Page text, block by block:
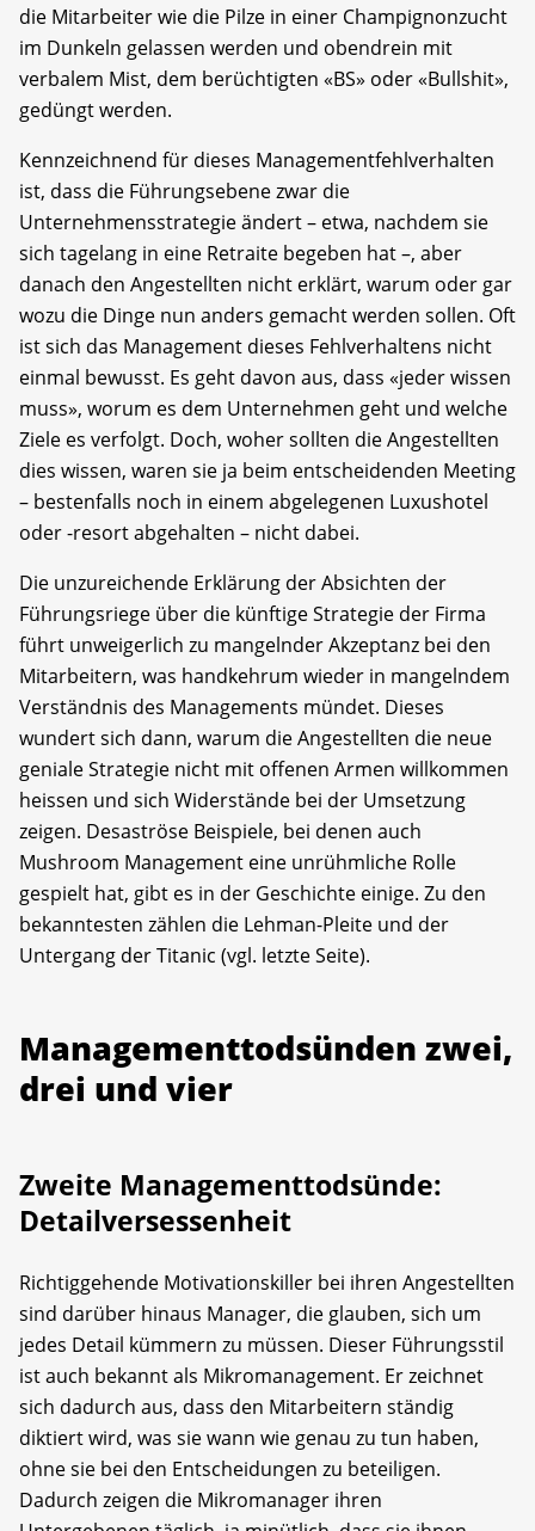
die Mitarbeiter wie die Pilze in einer Champignonzucht
im Dunkeln gelassen werden und obendrein mit
verbalem Mist, dem berüchtigten «BS» oder «Bullshit»,
gedüngt werden.
Kennzeichnend für dieses Managementfehlverhalten
ist, dass die Führungsebene zwar die
Unternehmensstrategie ändert – etwa, nachdem sie
sich tagelang in eine Retraite begeben hat –, aber
danach den Angestellten nicht erklärt, warum oder gar
wozu die Dinge nun anders gemacht werden sollen. Oft
ist sich das Management dieses Fehlverhaltens nicht
einmal bewusst. Es geht davon aus, dass «jeder wissen
muss», worum es dem Unternehmen geht und welche
Ziele es verfolgt. Doch, woher sollten die Angestellten
dies wissen, waren sie ja beim entscheidenden Meeting
– bestenfalls noch in einem abgelegenen Luxushotel
oder -resort abgehalten – nicht dabei.
Die unzureichende Erklärung der Absichten der
Führungsriege über die künftige Strategie der Firma
führt unweigerlich zu mangelnder Akzeptanz bei den
Mitarbeitern, was handkehrum wieder in mangelndem
Verständnis des Managements mündet. Dieses
wundert sich dann, warum die Angestellten die neue
geniale Strategie nicht mit offenen Armen willkommen
heissen und sich Widerstände bei der Umsetzung
zeigen. Desaströse Beispiele, bei denen auch
Mushroom Management eine unrühmliche Rolle
gespielt hat, gibt es in der Geschichte einige. Zu den
bekanntesten zählen die Lehman-Pleite und der
Untergang der Titanic (vgl. letzte Seite).
Managementtodsünden zwei,
drei und vier
Zweite Managementtodsünde:
Detail­versessenheit
Richtiggehende Motivationskiller bei ihren Angestellten
sind darüber hinaus Manager, die glauben, sich um
jedes Detail kümmern zu müssen. Dieser Führungsstil
ist auch bekannt als Mikromanagement. Er zeichnet
sich dadurch aus, dass den Mitarbeitern ständig
diktiert wird, was sie wann wie genau zu tun haben,
ohne sie bei den Entscheidungen zu beteiligen.
Dadurch zeigen die Mikromanager ihren